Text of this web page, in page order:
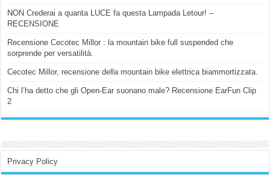
NON Crederai a quanta LUCE fa questa Lampada Letour! –
RECENSIONE
Recensione Cecotec Millor : la mountain bike full suspended che
sorprende per versatilità.
Cecotec Millor, recensione della mountain bike elettrica biammortizzata.
Chi l’ha detto che gli Open-Ear suonano male? Recensione EarFun Clip
2
Privacy Policy